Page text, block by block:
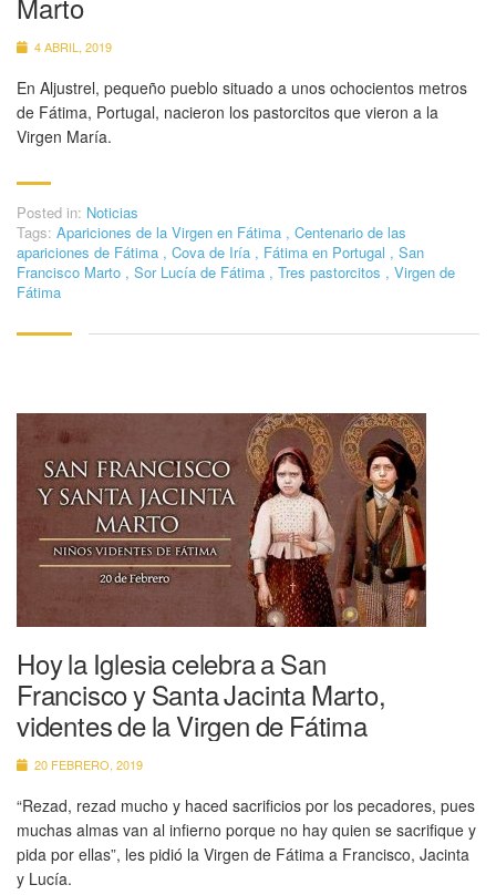
4 ABRIL, 2019
En Aljustrel, pequeño pueblo situado a unos ochocientos metros
de Fátima, Portugal, nacieron los pastorcitos que vieron a la
Virgen María.
Posted in: Noticias
Tags: Apariciones de la Virgen en Fátima , Centenario de las
apariciones de Fátima , Cova de Iría , Fátima en Portugal , San
Francisco Marto , Sor Lucía de Fátima , Tres pastorcitos , Virgen de
Fátima
Hoy la Iglesia celebra a San
Francisco y Santa Jacinta Marto,
videntes de la Virgen de Fátima
20 FEBRERO, 2019
“Rezad, rezad mucho y haced sacrificios por los pecadores, pues
muchas almas van al infierno porque no hay quien se sacrifique y
pida por ellas”, les pidió la Virgen de Fátima a Francisco, Jacinta
y Lucía.